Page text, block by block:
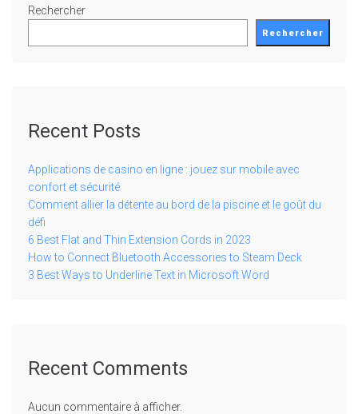
Rechercher
Rechercher
Recent Posts
Applications de casino en ligne : jouez sur mobile avec
confort et sécurité
Comment allier la détente au bord de la piscine et le goût du
défi
6 Best Flat and Thin Extension Cords in 2023
How to Connect Bluetooth Accessories to Steam Deck
3 Best Ways to Underline Text in Microsoft Word
Recent Comments
Aucun commentaire à afficher.